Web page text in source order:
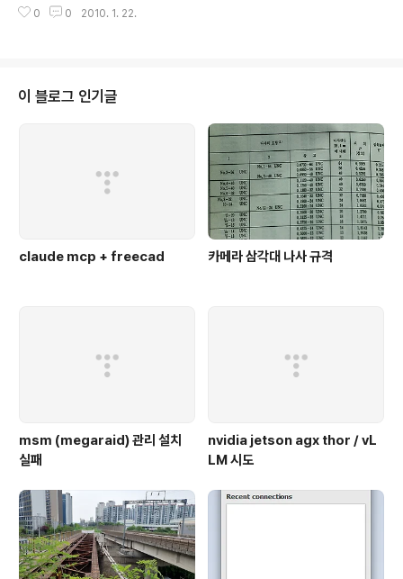
나? 2010.02.26 추가 python 2.4의 경우 무조건 Ctrl-D만 적용된다. 201
0 0 2010. 1. 22.
이 블로그 인기글
claude mcp + freecad 카메라 삼각대 나사 규격
msm (megaraid) 관리 설치
실패
nvidia jetson agx thor / vL
LM 시도